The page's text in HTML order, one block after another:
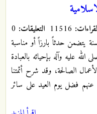
التعليقات:
يتضمن حدثاً بارزاً أو مناسبة
الله عليه وآله بإحيائه بالعبادة
الصالحة، وقد شرح أئمتنا
عنهم فضل يوم العيد على سائر